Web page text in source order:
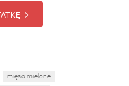
mięso mielone